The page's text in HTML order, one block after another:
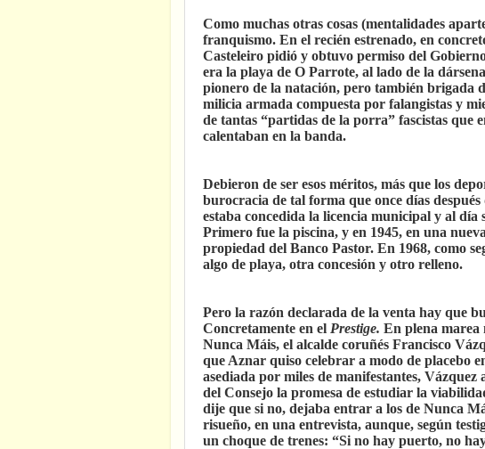
Como muchas otras cosas (mentalidades
franquismo. En el recién estrenado, en
Casteleiro pidió y obtuvo permiso del
era la playa de O Parrote, al lado de la
pionero de la natación, pero también brigada
milicia armada compuesta por falangistas y
de tantas “partidas de la porra” fascistas que
calentaban en la banda.
Debieron de ser esos méritos, más que los
burocracia de tal forma que once días
estaba concedida la licencia municipal y al día
Primero fue la piscina, y en 1945, en una
propiedad del Banco Pastor. En 1968, como
algo de playa, otra concesión y otro relleno.
Pero la razón declarada de la venta hay que
Concretamente en el Prestige. En plena marea
Nunca Máis, el alcalde coruñés Francisco
que Aznar quiso celebrar a modo de placebo
asediada por miles de manifestantes,
del Consejo la promesa de estudiar la
dije que si no, dejaba entrar a los de Nunca
risueño, en una entrevista, aunque, según
un choque de trenes: “Si no hay puerto, no